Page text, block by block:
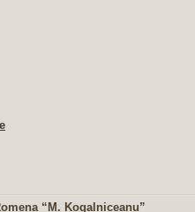
“M. Kogalniceanu”